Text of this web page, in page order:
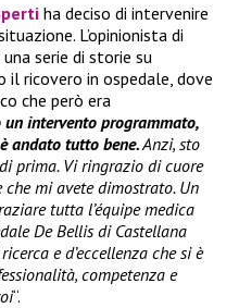
ha deciso di intervenire
L’opinionista di
serie di storie su
ricovero in ospedale, dove
che però era
intervento programmato,
andato tutto bene.Anzi, sto
prima. Vi ringrazio di cuore
mi avete dimostrato. Un
tutta l’équipe medica
De Bellis di Castellana
e d’eccellenza che si è
competenza e
“.